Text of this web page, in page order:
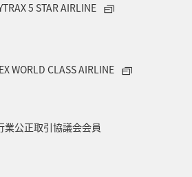
5 STAR AIRLINE
WORLD CLASS AIRLINE
業公正取引協議会会員